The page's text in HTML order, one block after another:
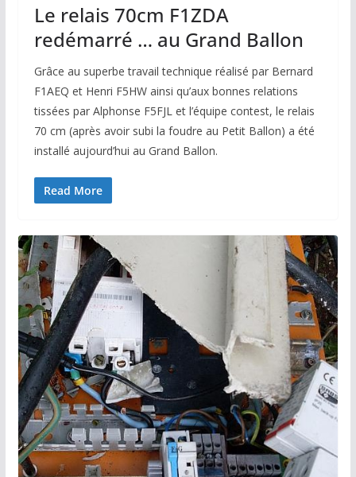
Le relais 70cm F1ZDA
redémarré … au Grand Ballon
Grâce au superbe travail technique réalisé par Bernard
F1AEQ et Henri F5HW ainsi qu’aux bonnes relations
tissées par Alphonse F5FJL et l’équipe contest, le relais
70 cm (après avoir subi la foudre au Petit Ballon) a été
installé aujourd’hui au Grand Ballon.
Read More